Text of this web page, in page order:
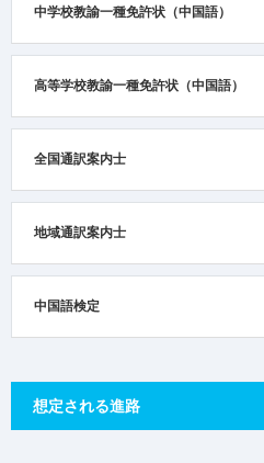
中学校教諭一種免許状（中国語）
高等学校教諭一種免許状（中国語）
全国通訳案内士
地域通訳案内士
中国語検定
想定される進路